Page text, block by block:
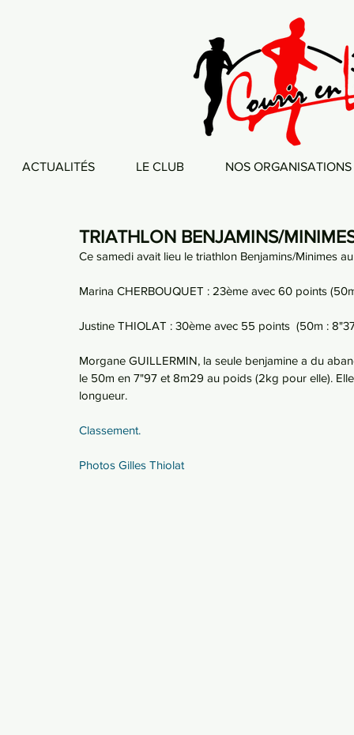
ACTUALITÉS LE CLUB NOS ORGANISATIONS
TRIATHLON BENJAMINS/
Ce samedi avait lieu le triathlon Benjamins/Minimes
Marina CHERBOUQUET : 23ème avec 60 points
Justine THIOLAT : 30ème avec 55 points  (50m :
Morgane GUILLERMIN, la seule benjamine a du
le 50m en 7"97 et 8m29 au poids (2kg pour elle).
longueur.
Classement.
Photos Gilles Thiolat